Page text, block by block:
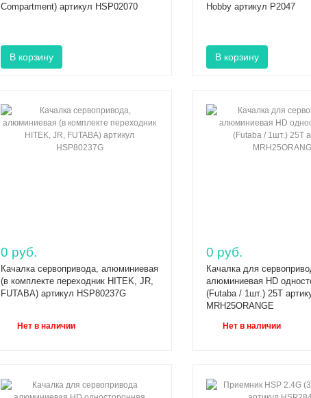
Compartment) артикул HSP02070
Hobby артикул P2047
0 руб.
Качалка сервопривода, алюминиевая
(в комплекте переходник HITEK, JR,
FUTABA) артикул HSP80237G
Нет в наличии
0 руб.
Качалка для
алюминиевая HD
(Futaba / 1шт.) 25T
MRH25ORANGE
Нет в наличии